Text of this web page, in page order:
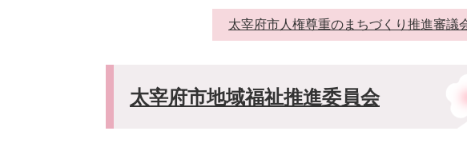
太宰府市人権尊重のまちづくり推進審議
太宰府市地域福祉推進委員会